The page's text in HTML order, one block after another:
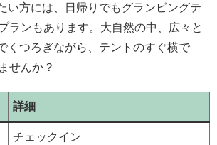
い方には、日帰りでもグランピングテ
ランもあります。大自然の中、広々と
くつろぎながら、テントのすぐ横で
せんか？
詳細
チェックイン